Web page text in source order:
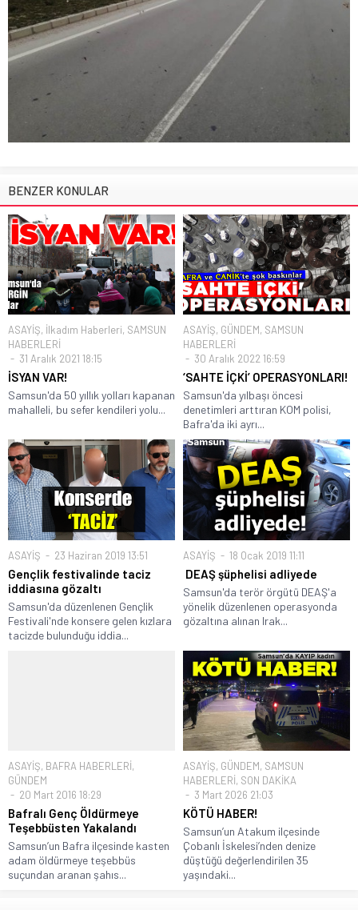
BENZER KONULAR
ASAYİŞ, İlkadım Haberleri, SAMSUN
HABERLERİ
31 Aralık 2021 18:15
İSYAN VAR!
Samsun'da 50 yıllık yolları kapanan
mahalleli, bu sefer kendileri yolu...
ASAYİŞ, GÜNDEM, SAMSUN
HABERLERİ
30 Aralık 2022 16:59
‘SAHTE İÇKİ’ OPERASYONLARI!
Samsun'da yılbaşı öncesi
denetimleri arttıran KOM polisi,
Bafra'da iki ayrı...
ASAYİŞ 23 Haziran 2019 13:51
Gençlik festivalinde taciz
iddiasına gözaltı
Samsun'da düzenlenen Gençlik
Festivali'nde konsere gelen kızlara
tacizde bulunduğu iddia...
ASAYİŞ 18 Ocak 2019 11:11
DEAŞ şüphelisi adliyede
Samsun'da terör örgütü DEAŞ'a
yönelik düzenlenen operasyonda
gözaltına alınan Irak...
ASAYİŞ, BAFRA HABERLERİ,
GÜNDEM
20 Mart 2016 18:29
Bafralı Genç Öldürmeye
Teşebbüsten Yakalandı
Samsun’un Bafra ilçesinde kasten
adam öldürmeye teşebbüs
suçundan aranan şahıs...
ASAYİŞ, GÜNDEM, SAMSUN
HABERLERİ, SON DAKİKA
3 Mart 2026 21:03
KÖTÜ HABER!
Samsun’un Atakum ilçesinde
Çobanlı İskelesi’nden denize
düştüğü değerlendirilen 35
yaşındaki...